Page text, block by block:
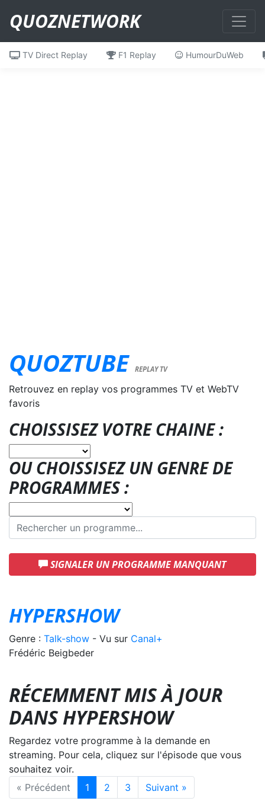
QUOZNETWORK
TV Direct Replay F1 Replay HumourDuWeb
QUOZTUBE REPLAY TV
Retrouvez en replay vos programmes TV et WebTV
favoris
CHOISSISEZ VOTRE CHAINE :
OU CHOISSISEZ UN GENRE DE
PROGRAMMES :
SIGNALER UN PROGRAMME MANQUANT
HYPERSHOW
Genre : Talk-show - Vu sur Canal+
Frédéric Beigbeder
RÉCEMMENT MIS À JOUR
DANS HYPERSHOW
Regardez votre programme à la demande en
streaming. Pour cela, cliquez sur l'épisode que vous
souhaitez voir.
« Précédent
1 2 3 Suivant »